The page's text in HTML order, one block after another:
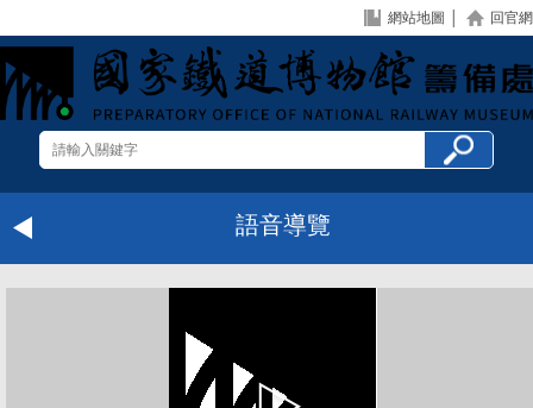
網站地圖 回官網
語音導覽